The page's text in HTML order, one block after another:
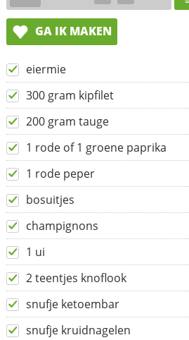
GA IK MAKEN
eiermie
300 gram kipfilet
200 gram tauge
1 rode of 1 groene paprika
1 rode peper
bosuitjes
champignons
1 ui
2 teentjes knoflook
snufje ketoembar
snufje kruidnagelen